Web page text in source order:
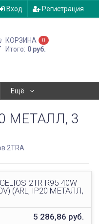
Вход Регистрация
КОРЗИНА 0
Итого: 0 руб.
Ещё
МЕТАЛЛ, 3
2TRA
2TR-R95-40W
(ARL, IP20 МЕТАЛЛ,
5 286,86 руб.